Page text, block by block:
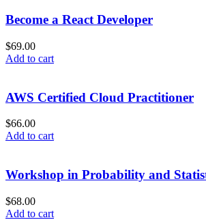
Become a React Developer
$69.00
Add to cart
AWS Certified Cloud Practitioner
$66.00
Add to cart
Workshop in Probability and
$68.00
Add to cart